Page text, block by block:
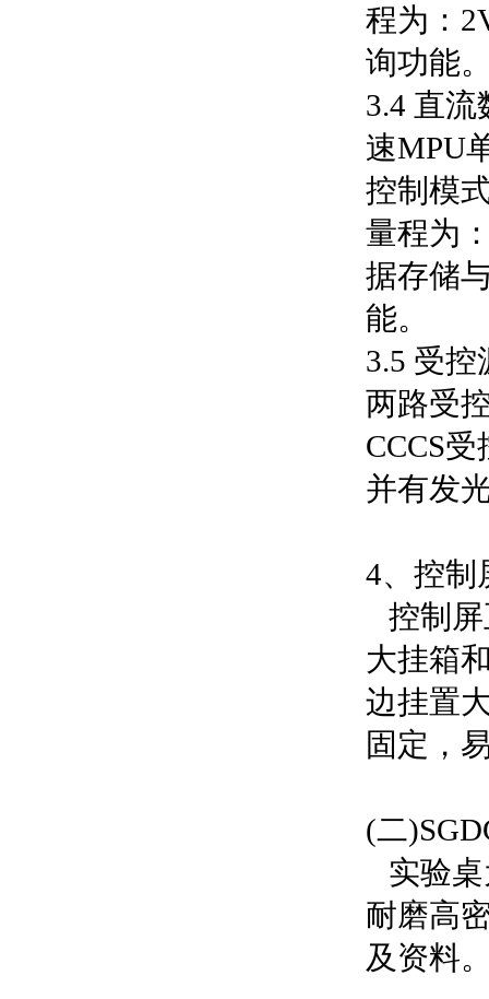
程为：
询功能
3.4 直
速MPU
控制模
量程为
据存储
能。
3.5 受控
两路受
CCCS
并有发
4、控制
控制屏
大挂箱
边挂置
固定，
(二
实验桌
耐磨高
及资料